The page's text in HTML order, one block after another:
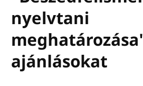
nyelvtani
ajánlásokat